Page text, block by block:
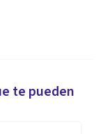
te pueden